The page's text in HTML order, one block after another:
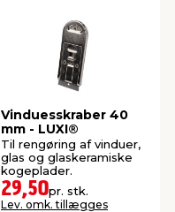
Vinduesskraber 40
mm - LUXI®
Til rengøring af vinduer,
glas og glaskeramiske
kogeplader.
29,50pr. stk.
Lev. omk. tillægges